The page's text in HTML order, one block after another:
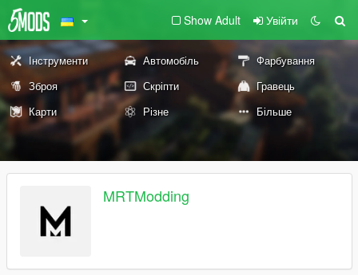
Show Adult Увійти
Інструменти Автомобіль
Фарбування
Зброя
Скріпти
Гравець
Карти
Різне Більше
MRTModding